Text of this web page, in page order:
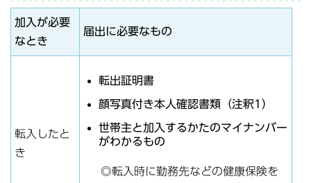
加入が必要
なとき
届出に必要なもの
転入したと
き
転出証明書
顔写真付き本人確認書類（注釈1）
世帯主と加入するかたのマイナンバー
がわかるもの
◎転入時に勤務先などの健康保険を